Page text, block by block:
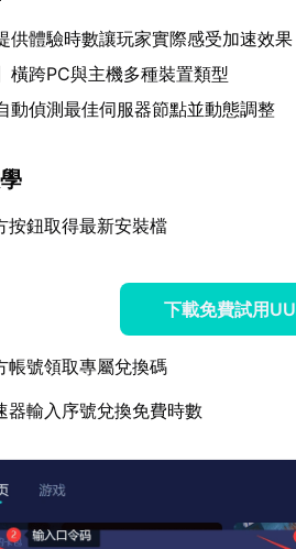
供體驗時數讓玩家實際感受加速效果
橫跨PC與主機多種裝置類型
動偵測最佳伺服器節點並動態調整
按鈕取得最新安裝檔
下載免費試用UU
帳號領取專屬兌換碼
器輸入序號兌換免費時數